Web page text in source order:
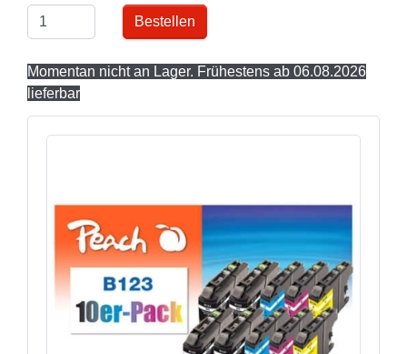
Bestellen
Momentan nicht an Lager. Frühestens ab 06.08.2026
lieferbar